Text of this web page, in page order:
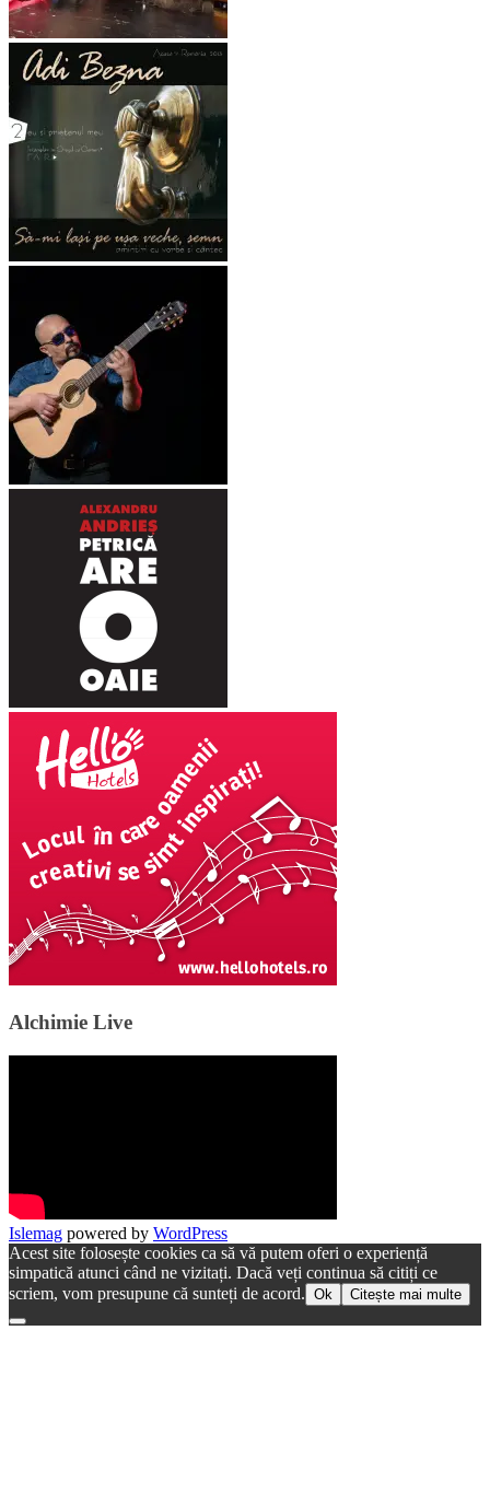
Alchimie Live
Islemag powered by WordPress
Acest site folosește cookies ca să vă putem oferi o experiență
simpatică atunci când ne vizitați. Dacă veți continua să citiți ce
scriem, vom presupune că sunteți de acord. Ok Citește mai multe